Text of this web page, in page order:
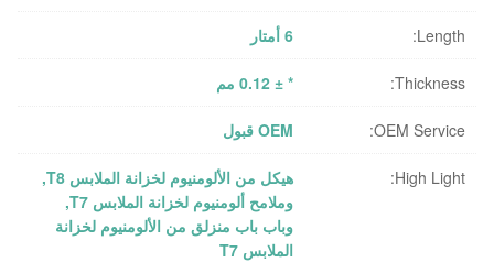
Length: 6 أمتار
Thickness: * ± 0.12 مم
OEM Service: OEM قبول
High Light: هيكل من الألومنيوم لخزانة الملابس T8
,
وملامح ألومنيوم لخزانة الملابس T7
,
وباب باب منزلق من الألومنيوم لخزانة
الملابس T7